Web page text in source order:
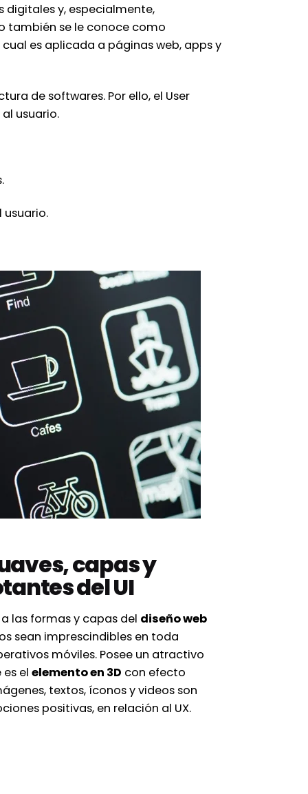
y, especialmente,
también se le conoce como
cual es aplicada a páginas web, apps y
de softwares. Por ello, el User
usuario.
capas y
del UI
las formas y capas del diseño web
sean imprescindibles en toda
móviles. Posee un atractivo
el elemento en 3D con efecto
textos, íconos y videos son
positivas, en relación al UX.